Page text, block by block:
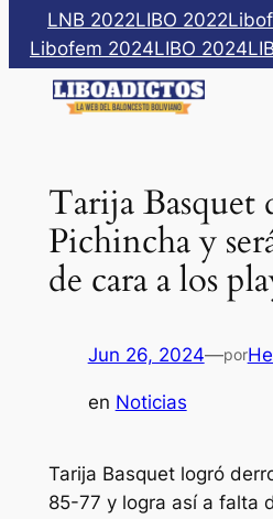
Saltar
contenido
LNB 2022LIBO 2022
Libofem 2024LIBO 2024
Tarija Basquet
Pichincha y
de cara a los
Jun 26, 2024—por
en Noticias
Tarija Basquet logró
85-77 y logra así a falta